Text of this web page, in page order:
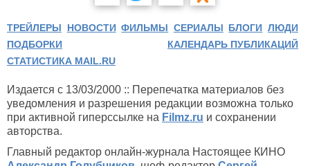
ТРЕЙЛЕРЫ НОВОСТИ ФИЛЬМЫ СЕРИАЛЫ БЛОГИ ЛЮДИ
ПОДБОРКИ
КАЛЕНДАРЬ ПУБЛИКАЦИЙ
СТАТИСТИКА MAIL.RU
Издается с 13/03/2000 :: Перепечатка материалов без
уведомления и разрешения редакции возможна только
при активной гиперссылке на Filmz.ru и сохранении
авторства.
Главный редактор онлайн-журнала Настоящее КИНО